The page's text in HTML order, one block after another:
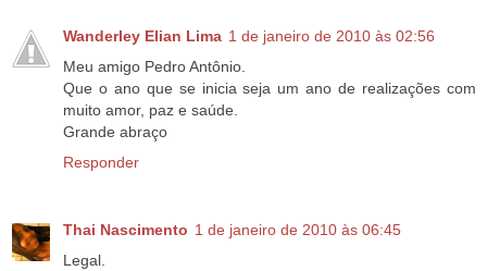
Wanderley Elian Lima 1 de janeiro de 2010 às 02:56
Meu amigo Pedro Antônio.
Que o ano que se inicia seja um ano de realizações com
muito amor, paz e saúde.
Grande abraço
Responder
Thai Nascimento 1 de janeiro de 2010 às 06:45
Legal.